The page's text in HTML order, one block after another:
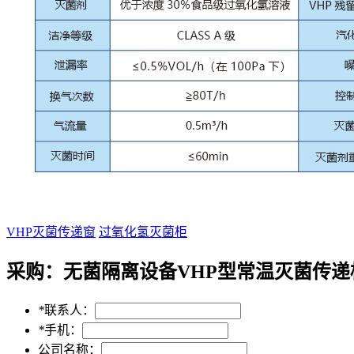
VHP灭菌传递窗 过氧化氢灭菌柜
采购： 无菌隔离设备VHP型常温灭菌传递
*联系人：
*手机：
公司名称：